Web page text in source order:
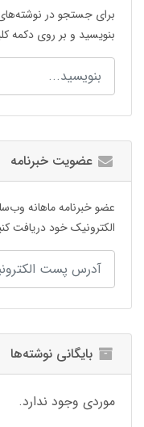
برای جستجو در
بنویسید و بر روی دکمه
عضویت خبرنامه
عضو خبرنامه ماهانه
الکترونیک خود دریافت
بایگانی نوشته‌ها
موردی وجود ندارد.